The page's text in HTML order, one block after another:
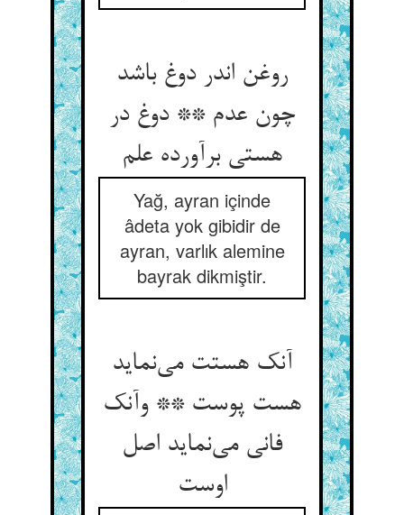
روغن اندر دوغ باشد
چون عدم ** دوغ در
هستی برآورده علم
Yağ, ayran içinde
âdeta yok gibidir de
ayran, varlık alemine
bayrak dikmiştir.
آنک هستت می‌نماید
هست پوست ** وآنک
فانی می‌نماید اصل
اوست